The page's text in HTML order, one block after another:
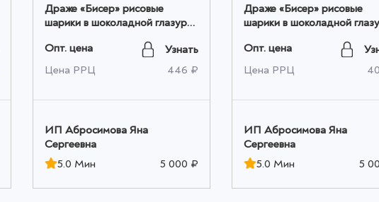
Драже «Бисер» рисовые
шарики в шоколадной глазури
Опт. цена
Узнать
Цена РРЦ
446 ₽
ИП Абросимова Яна
Сергеевна
5.0 Мин
5 000 ₽
Драже «Бисер» рисовые
шарики в шоколадной
Опт. цена
Цена РРЦ
ИП Абросимова Яна
Сергеевна
5.0 Мин
5